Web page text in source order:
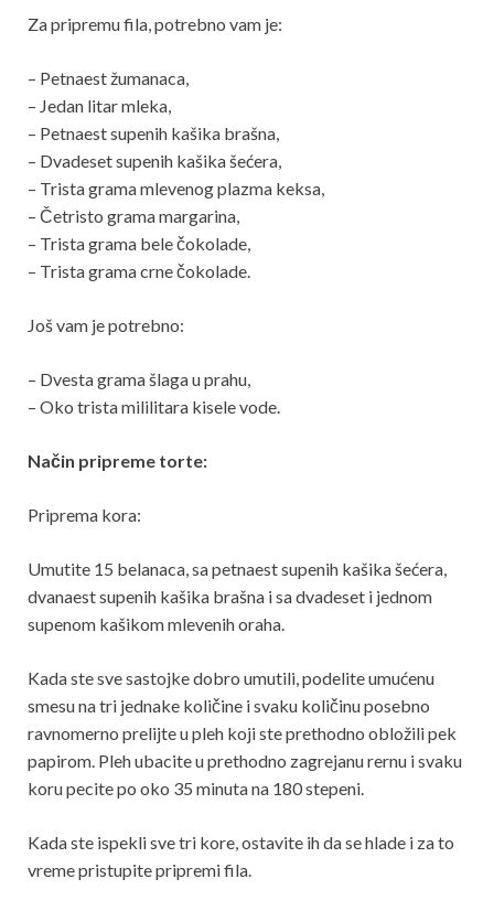
Za pripremu fila, potrebno vam je:
– Petnaest žumanaca,
– Jedan litar mleka,
– Petnaest supenih kašika brašna,
– Dvadeset supenih kašika šećera,
– Trista grama mlevenog plazma keksa,
– Četristo grama margarina,
– Trista grama bele čokolade,
– Trista grama crne čokolade.
Još vam je potrebno:
– Dvesta grama šlaga u prahu,
– Oko trista mililitara kisele vode.
Način pripreme torte:
Priprema kora:
Umutite 15 belanaca, sa petnaest supenih kašika šećera,
dvanaest supenih kašika brašna i sa dvadeset i jednom
supenom kašikom mlevenih oraha.
Kada ste sve sastojke dobro umutili, podelite umućenu
smesu na tri jednake količine i svaku količinu posebno
ravnomerno prelijte u pleh koji ste prethodno obložili pek
papirom. Pleh ubacite u prethodno zagrejanu rernu i svaku
koru pecite po oko 35 minuta na 180 stepeni.
Kada ste ispekli sve tri kore, ostavite ih da se hlade i za to
vreme pristupite pripremi fila.